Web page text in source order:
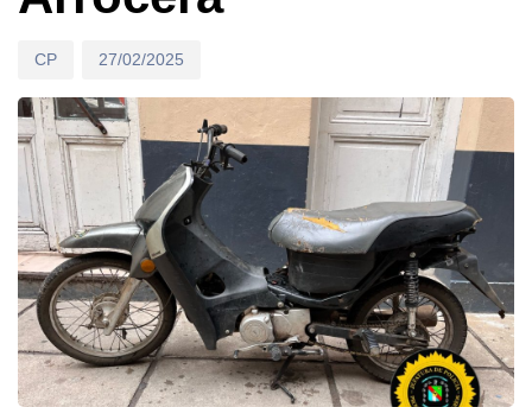
CP 27/02/2025